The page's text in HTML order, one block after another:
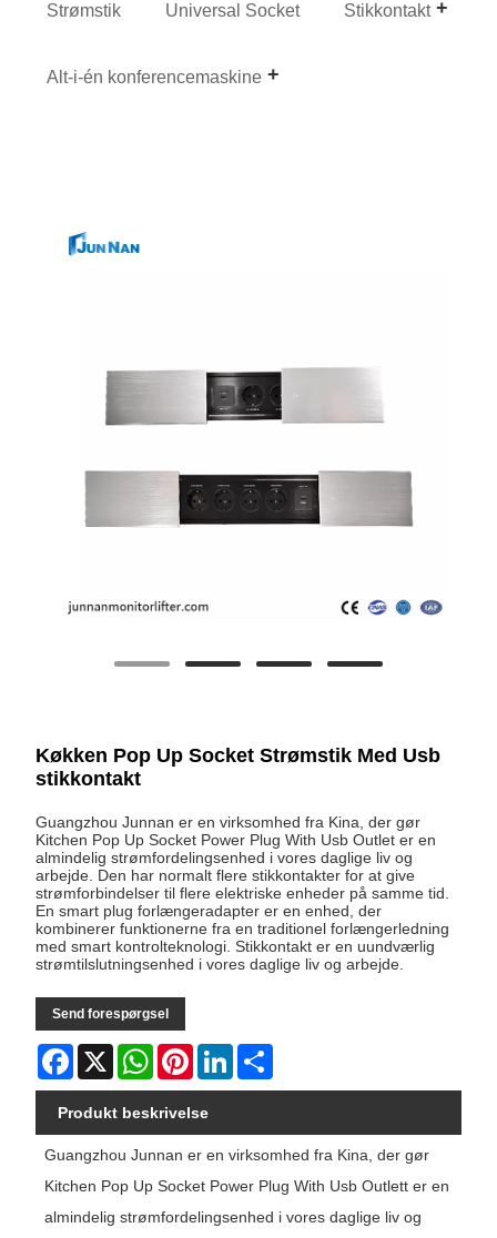
Strømstik Universal Socket Stikkontakt
Alt-i-én konferencemaskine
Køkken Pop Up Socket Strømstik Med Usb
stikkontakt
Guangzhou Junnan er en virksomhed fra Kina, der gør
Kitchen Pop Up Socket Power Plug With Usb Outlet er en
almindelig strømfordelingsenhed i vores daglige liv og
arbejde. Den har normalt flere stikkontakter for at give
strømforbindelser til flere elektriske enheder på samme tid.
En smart plug forlængeradapter er en enhed, der
kombinerer funktionerne fra en traditionel forlængerledning
med smart kontrolteknologi. Stikkontakt er en uundværlig
strømtilslutningsenhed i vores daglige liv og arbejde.
Send forespørgsel
Facebook
X WhatsAppPinterestLinkedIn
Produkt beskrivelse
Guangzhou Junnan er en virksomhed fra Kina, der gør
Kitchen Pop Up Socket Power Plug With Usb Outlett er en
almindelig strømfordelingsenhed i vores daglige liv og